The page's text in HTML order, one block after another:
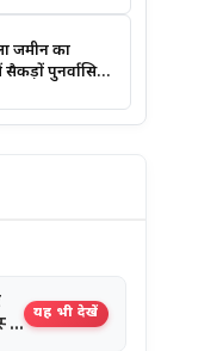
जमीन का
पुनर्वासित
यह भी देखें